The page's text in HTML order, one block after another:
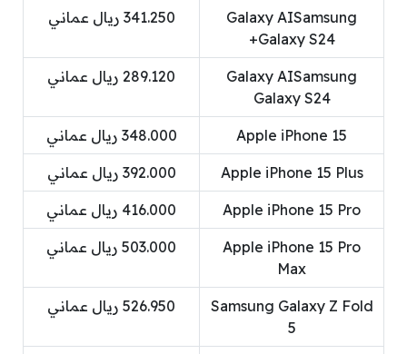
Galaxy AISamsung
Galaxy S24+
341.250 ريال عماني
Galaxy AISamsung
Galaxy S24
289.120 ريال عماني
Apple iPhone 15 348.000 ريال عماني
Apple iPhone 15 Plus 392.000 ريال عماني
Apple iPhone 15 Pro 416.000 ريال عماني
Apple iPhone 15 Pro
Max
503.000 ريال عماني
Samsung Galaxy Z Fold
5
526.950 ريال عماني